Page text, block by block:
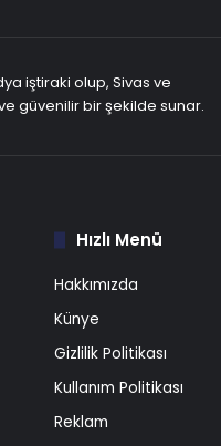
iştiraki olup, Sivas ve
güvenilir bir şekilde sunar.
Hızlı Menü
Hakkımızda
Künye
Gizlilik Politikası
Kullanım Politikası
Reklam